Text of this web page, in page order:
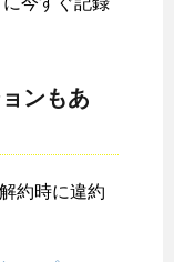
ンもあ
約時に違約